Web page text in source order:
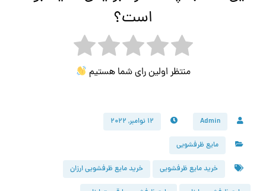
است؟
منتظر اولین رای شما هستیم
Admin ۱۲ نوامبر, ۲۰۲۲
مایع ظرفشویی
خرید مایع ظرفشویی خرید مایع ظرفشویی ارزان